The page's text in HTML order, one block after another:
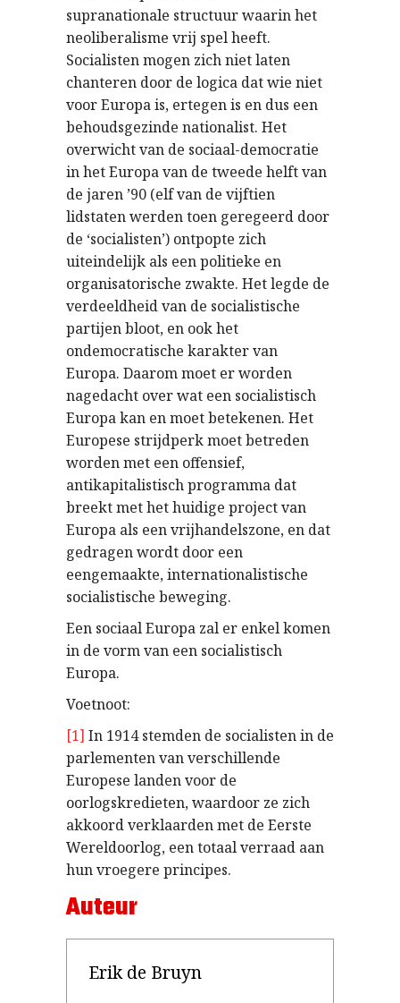
supranationale structuur waarin het
neoliberalisme vrij spel heeft.
Socialisten mogen zich niet laten
chanteren door de logica dat wie niet
voor Europa is, ertegen is en dus een
behoudsgezinde nationalist. Het
overwicht van de sociaal-democratie
in het Europa van de tweede helft van
de jaren ’90 (elf van de vijftien
lidstaten werden toen geregeerd door
de ‘socialisten’) ontpopte zich
uiteindelijk als een politieke en
organisatorische zwakte. Het legde de
verdeeldheid van de socialistische
partijen bloot, en ook het
ondemocratische karakter van
Europa. Daarom moet er worden
nagedacht over wat een socialistisch
Europa kan en moet betekenen. Het
Europese strijdperk moet betreden
worden met een offensief,
antikapitalistisch programma dat
breekt met het huidige project van
Europa als een vrijhandelszone, en dat
gedragen wordt door een
eengemaakte, internationalistische
socialistische beweging.
Een sociaal Europa zal er enkel komen
in de vorm van een socialistisch
Europa.
Voetnoot:
[1] In 1914 stemden de socialisten in de
parlementen van verschillende
Europese landen voor de
oorlogskredieten, waardoor ze zich
akkoord verklaarden met de Eerste
Wereldoorlog, een totaal verraad aan
hun vroegere principes.
Auteur
Erik de Bruyn